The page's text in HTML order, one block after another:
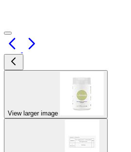
View larger image